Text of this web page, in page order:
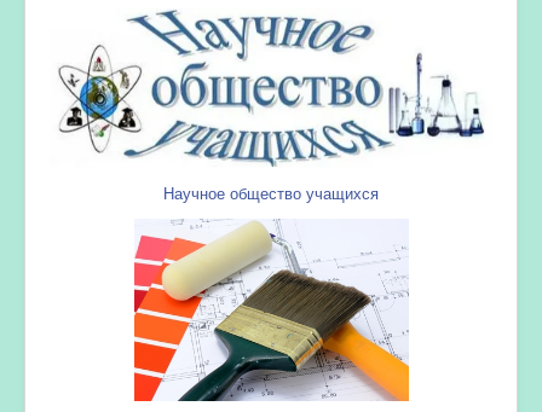
Научное общество учащихся